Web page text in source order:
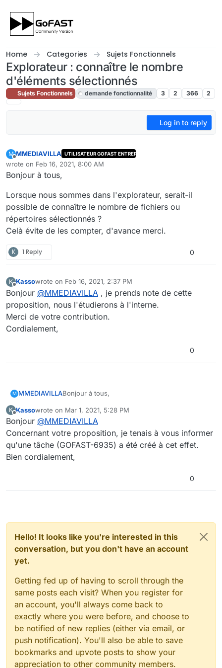
Home Categories Sujets Fonctionnels
Explorateur : connaître le nombre
d'éléments sélectionnés
Sujets Fonctionnels demande fonctionnalité 3 2 366 2
Log in to reply
M
Offline
MMEDIAVILLA UTILISATEUR GOFAST ENTREPRISE
wrote on Feb 16, 2021, 8:00 AM
last edited by cpotter Feb 16, 2021, 9:31 AM
Bonjour à tous,
Lorsque nous sommes dans l'explorateur, serait-il
possible de connaître le nombre de fichiers ou
répertoires sélectionnés ?
Celà évite de les compter, d'avance merci.
K 1 Reply 0
K
Offline
Kassowrote on Feb 16, 2021, 2:37 PM
last edited by
Bonjour @MMEDIAVILLA , je prends note de cette
proposition, nous l'étudierons à l'interne.
Merci de votre contribution.
Cordialement,
0
M MMEDIAVILLABonjour à tous,
Lorsque nous sommes dans l'explorateur,
serait-il possible de connaître le nombre de
fichiers ou répertoires sélectionnés ?
Celà évite de les compter, d'avance merci.
K
Offline
Kassowrote on Mar 1, 2021, 5:28 PM
last edited by
Bonjour @MMEDIAVILLA
Concernant votre proposition, je tenais à vous informer
qu'une tâche (GOFAST-6935) a été créé à cet effet.
Bien cordialement,
0
Hello! It looks like you're interested in this
conversation, but you don't have an account
yet.
Getting fed up of having to scroll through the
same posts each visit? When you register for
an account, you'll always come back to
exactly where you were before, and choose to
be notified of new replies (either via email, or
push notification). You'll also be able to save
bookmarks and upvote posts to show your
appreciation to other community members.